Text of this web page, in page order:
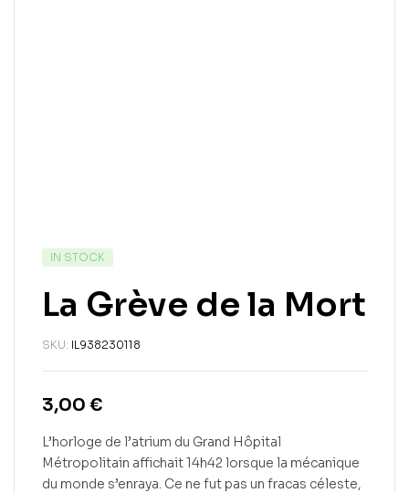
IN STOCK
La Grève de la Mort
SKU: IL938230118
3,00 €
L’horloge de l’atrium du Grand Hôpital
Métropolitain affichait 14h42 lorsque la mécanique
du monde s’enraya. Ce ne fut pas un fracas céleste,